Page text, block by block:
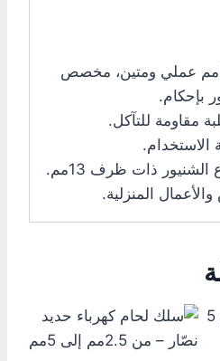
مفتاح ظرف شنيور 13مم عملي ومتين، مخصص
بإحكام.
مقاومة للتآكل.
ذات ظرف 13مم.
المنزلية.